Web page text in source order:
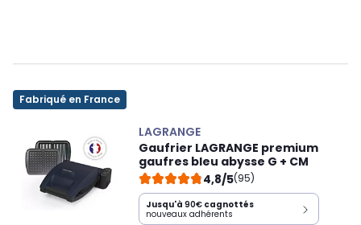
Fabriqué en France
LAGRANGE
Gaufrier LAGRANGE premium
gaufres bleu abysse G + CM
4,8/5(95)
Jusqu'à 90€ cagnottés
nouveaux adhérents